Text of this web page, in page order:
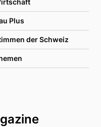
Plus
der Schweiz